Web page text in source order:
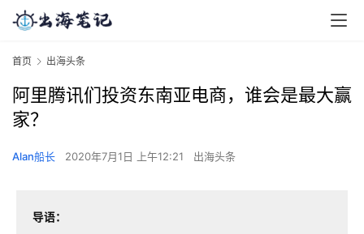
首页 出海头条
阿里腾讯们投资东南亚电商，谁会是最大赢
家？
Alan船长 2020年7月1日 上午12:21 出海头条
导语：